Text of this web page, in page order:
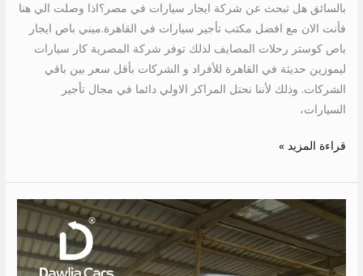
بالسائق هل تبحث عن شركة ايجار سيارات في مصر؟اذا وصلت الي هنا
فأنت الان مع افضل مكتب تأجير سيارات في القاهرة.ميني باص ايجار
باص كوستر رحلات المصايف لذلك توفر شركة المصرية كار سيارات
ليموزين حديثة في القاهرة للأفراد و الشركات بأقل سعر بين باقي
الشركات. وذلك لأننا نحتل المراكز الاولي دائما في مجال تأجير
السيارات،
قراءة المزيد »
تاجير
ميكروباص
سياحي